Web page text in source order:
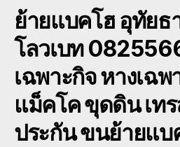
ย้ายแบคโฮ อุทัยธ
โลวเบท
เฉพาะกิจ หางเฉพ
แม็คโค ขุดดิน เทร
ประกัน ขนย้ายแ